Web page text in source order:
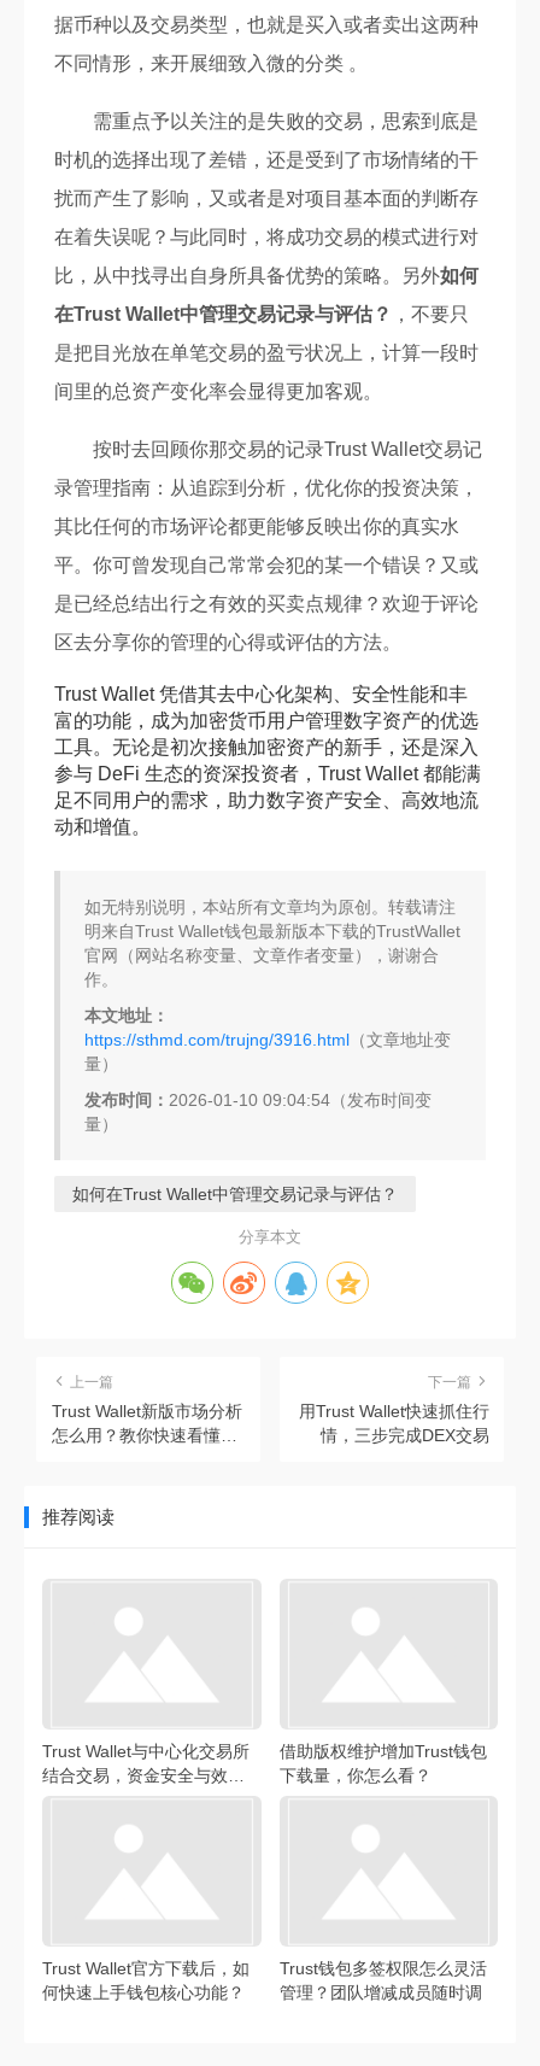
据币种以及交易类型，也就是买入或者卖出这两种
不同情形，来开展细致入微的分类 。
需重点予以关注的是失败的交易，思索到底是
时机的选择出现了差错，还是受到了市场情绪的干
扰而产生了影响，又或者是对项目基本面的判断存
在着失误呢？与此同时，将成功交易的模式进行对
比，从中找寻出自身所具备优势的策略。另外如何
在Trust Wallet中管理交易记录与评估？ ，不要只
是把目光放在单笔交易的盈亏状况上，计算一段时
间里的总资产变化率会显得更加客观。
按时去回顾你那交易的记录Trust Wallet交易记
录管理指南：从追踪到分析，优化你的投资决策，
其比任何的市场评论都更能够反映出你的真实水
平。你可曾发现自己常常会犯的某一个错误？又或
是已经总结出行之有效的买卖点规律？欢迎于评论
区去分享你的管理的心得或评估的方法。
Trust Wallet 凭借其去中心化架构、安全性能和丰
富的功能，成为加密货币用户管理数字资产的优选
工具。无论是初次接触加密资产的新手，还是深入
参与 DeFi 生态的资深投资者，Trust Wallet 都能满
足不同用户的需求，助力数字资产安全、高效地流
动和增值。
如无特别说明，本站所有文章均为原创。转载请注
明来自Trust Wallet钱包最新版本下载的TrustWallet
官网（网站名称变量、文章作者变量），谢谢合
作。
本文地址：
https://sthmd.com/trujng/3916.html （文章地址变
量）
发布时间： 2026-01-10 09:04:54（发布时间变
量）
如何在Trust Wallet中管理交易记录与评估？
分享本文
上一篇
Trust Wallet新版市场分析
怎么用？教你快速看懂行
下一篇
用Trust Wallet快速抓住行
情，三步完成DEX交易
推荐阅读
Trust Wallet与中心化交易所
结合交易，资金安全与效率
兼得
借助版权维护增加Trust钱包
下载量，你怎么看？
Trust Wallet官方下载后，如
何快速上手钱包核心功能？
Trust钱包多签权限怎么灵活
管理？团队增减成员随时调